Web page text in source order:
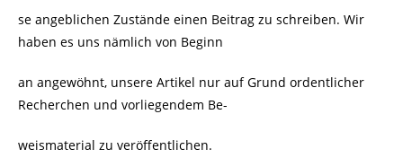
se angeblichen Zustände einen Beitrag zu schreiben. Wir
haben es uns nämlich von Beginn
an angewöhnt, unsere Artikel nur auf Grund ordentlicher
Recherchen und vorliegendem Be-
weismaterial zu veröffentlichen.